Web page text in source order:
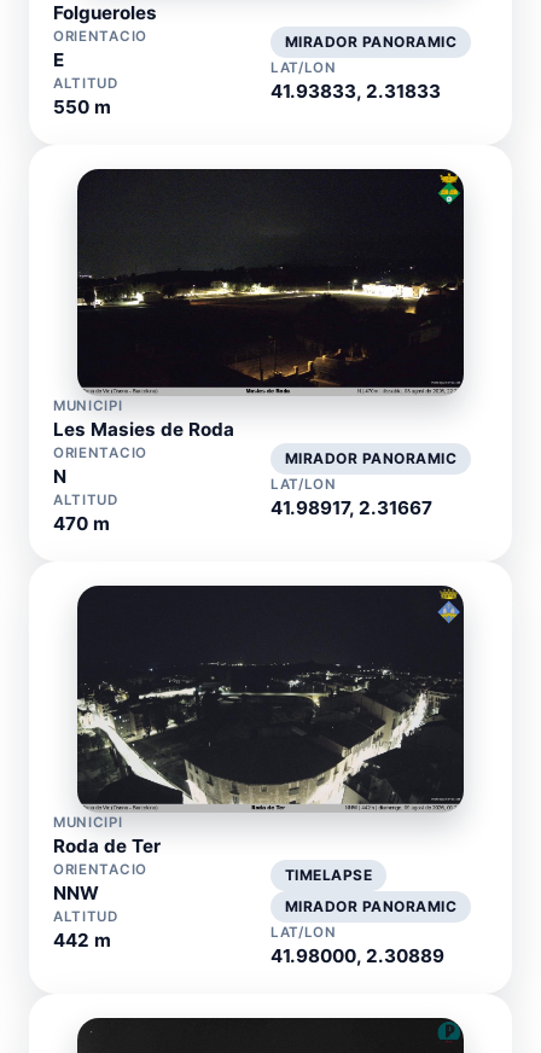
Folgueroles
ORIENTACIO
E
ALTITUD
550 m
MIRADOR PANORAMIC
LAT/LON
41.93833, 2.31833
MUNICIPI
Les Masies de Roda
ORIENTACIO
N
ALTITUD
470 m
MIRADOR PANORAMIC
LAT/LON
41.98917, 2.31667
MUNICIPI
Roda de Ter
ORIENTACIO
NNW
ALTITUD
442 m
TIMELAPSE
MIRADOR PANORAMIC
LAT/LON
41.98000, 2.30889